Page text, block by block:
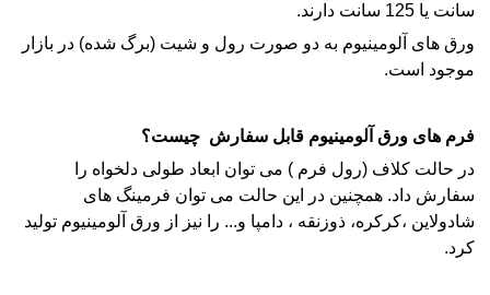
سانت یا 125 سانت دارند.
ورق های آلومینیوم به دو صورت رول و شیت (برگ شده) در بازار
موجود است.
فرم های ورق آلومینیوم قابل سفارش چیست؟
در حالت کلاف (رول فرم ) می توان ابعاد طولی دلخواه را
سفارش داد. همچنین در این حالت می توان فرمینگ های
شادولاین ،کرکره، ذوزنقه ، دامپا و... را نیز از ورق آلومینیوم تولید
کرد.